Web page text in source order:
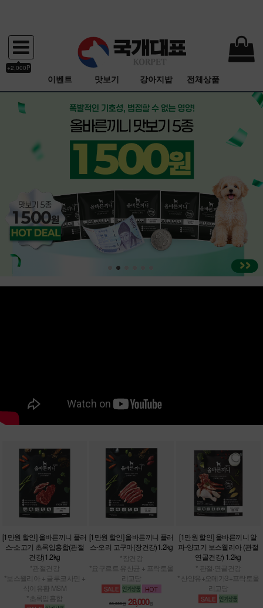
+2,000P
이벤트 맛보기 강아지밥 전체상품
[1만원 할인] 올바른끼니 플러
스-소고기 초록입홍합(관절
건강)1.2kg
*관절건강
*보스웰리아 + 글루코사민 +
식이유황 MSM
*초록입홍합
[1만원 할인] 올바른끼니 플러
스-오리 고구마(장건강)1.2kg
*장건강
*요구르트 유산균 + 프락토올
리고당
38,000원 28,000원
[1만원 할인] 올바른끼니 알
파-양고기 보스웰리아 (관절
연골건강) 1.2kg
* 관절·연골건강
* 산양유+오메가3+프락토올
리고당